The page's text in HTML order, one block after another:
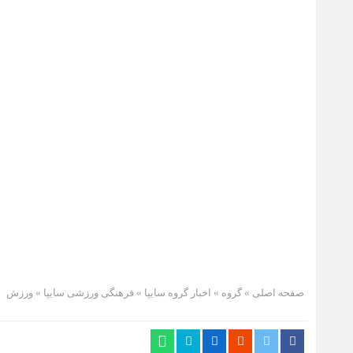
صفحه اصلی » گروه » اخبار گروه سایپا » فرهنگی ورزشی سایپا » ورزش